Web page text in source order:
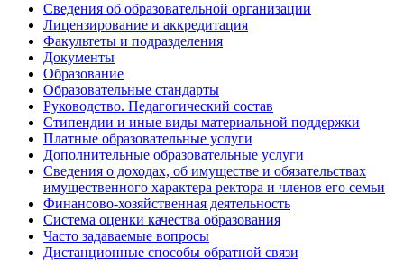
Сведения об образовательной организации
Лицензирование и аккредитация
Факультеты и подразделения
Документы
Образование
Образовательные стандарты
Руководство. Педагогический состав
Стипендии и иные виды материальной поддержки
Платные образовательные услуги
Дополнительные образовательные услуги
Сведения о доходах, об имуществе и обязательствах
имущественного характера ректора и членов его семьи
Финансово-хозяйственная деятельность
Система оценки качества образования
Часто задаваемые вопросы
Дистанционные способы обратной связи